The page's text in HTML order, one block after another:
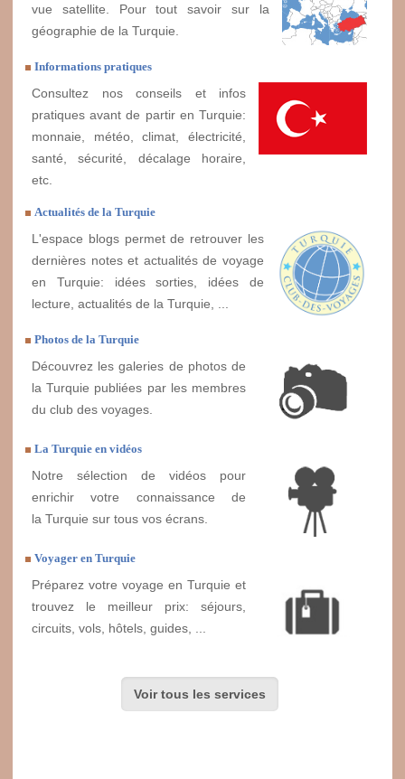
vue satellite. Pour tout savoir sur la
géographie de la Turquie.
Informations pratiques
Consultez nos conseils et infos
pratiques avant de partir en Turquie:
monnaie, météo, climat, électricité,
santé, sécurité, décalage horaire,
etc.
Actualités de la Turquie
L'espace blogs permet de retrouver les
dernières notes et actualités de voyage
en Turquie: idées sorties, idées de
lecture, actualités de la Turquie, ...
Photos de la Turquie
Découvrez les galeries de photos de
la Turquie publiées par les membres
du club des voyages.
La Turquie en vidéos
Notre sélection de vidéos pour
enrichir votre connaissance de
la Turquie sur tous vos écrans.
Voyager en Turquie
Préparez votre voyage en Turquie et
trouvez le meilleur prix: séjours,
circuits, vols, hôtels, guides, ...
Voir tous les services